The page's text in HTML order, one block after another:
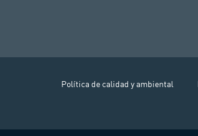
Política de calidad y ambiental